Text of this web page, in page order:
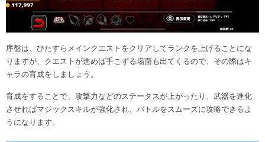
序盤は、ひたすらメインクエストをクリアしてランクを上げることにな
りますが、クエストが進めば手こずる場面も出てくるので、その際はキ
ャラの育成をしましょう。
育成をすることで、攻撃力などのステータスが上がったり、武器を進化
させればマジックスキルが強化され、バトルをスムーズに攻略できるよ
うになります。